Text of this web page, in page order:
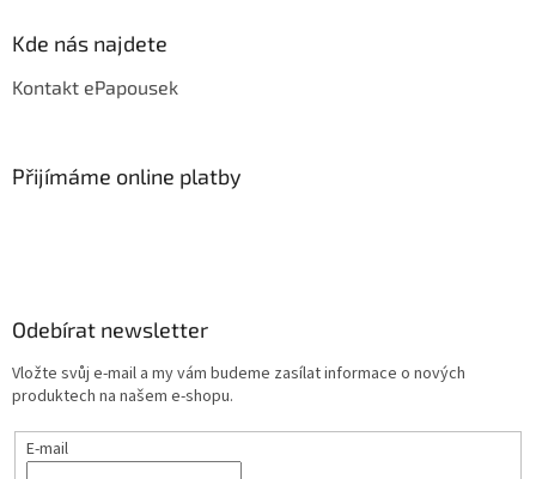
Kde nás najdete
Kontakt ePapousek
Přijímáme online platby
Odebírat newsletter
Vložte svůj e-mail a my vám budeme zasílat informace o nových
produktech na našem e-shopu.
E-mail